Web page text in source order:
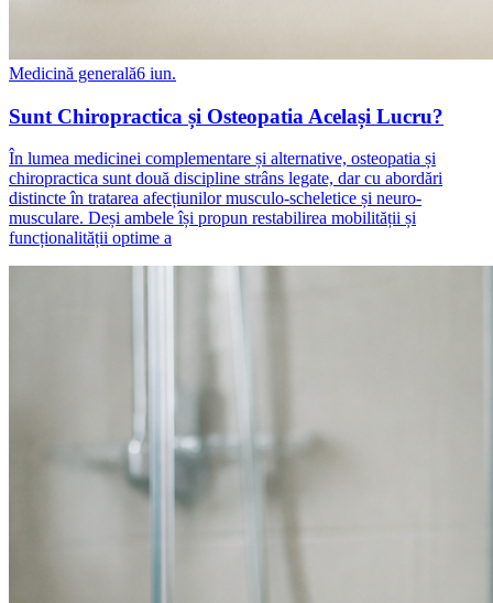
Medicină generală6 iun.
Sunt Chiropractica și Osteopatia Același Lucru?
În lumea medicinei complementare și alternative, osteopatia și
chiropractica sunt două discipline strâns legate, dar cu abordări
distincte în tratarea afecțiunilor musculo-scheletice și neuro-
musculare. Deși ambele își propun restabilirea mobilității și
funcționalității optime a